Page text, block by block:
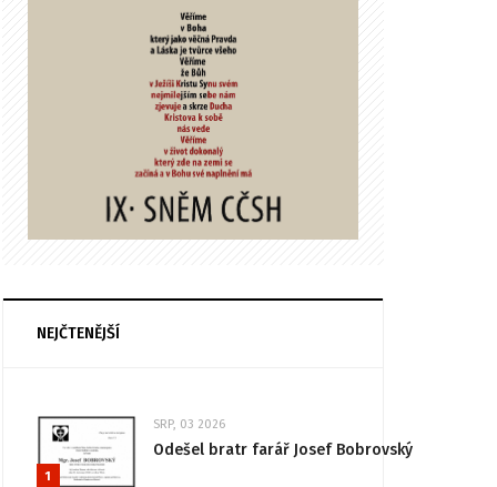
NEJČTENĚJŠÍ
1
SRP, 03 2026
Odešel bratr farář Josef Bobrovský